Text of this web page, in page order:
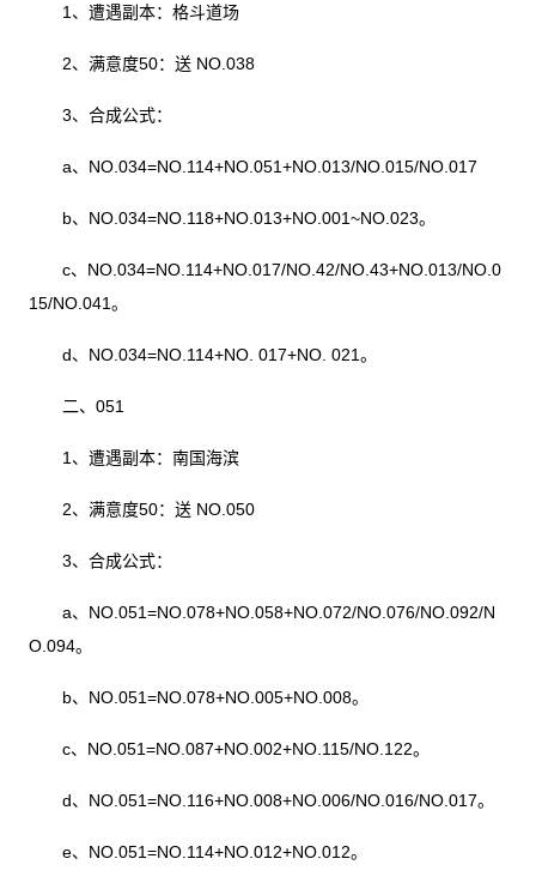
1、遭遇副本：格斗道场
2、满意度50：送 NO.038
3、合成公式：
a、NO.034=NO.114+NO.051+NO.013/NO.015/NO.017
b、NO.034=NO.118+NO.013+NO.001~NO.023。
c、NO.034=NO.114+NO.017/NO.42/NO.43+NO.013/NO.0
15/NO.041。
d、NO.034=NO.114+NO. 017+NO. 021。
二、051
1、遭遇副本：南国海滨
2、满意度50：送 NO.050
3、合成公式：
a、NO.051=NO.078+NO.058+NO.072/NO.076/NO.092/N
O.094。
b、NO.051=NO.078+NO.005+NO.008。
c、NO.051=NO.087+NO.002+NO.115/NO.122。
d、NO.051=NO.116+NO.008+NO.006/NO.016/NO.017。
e、NO.051=NO.114+NO.012+NO.012。